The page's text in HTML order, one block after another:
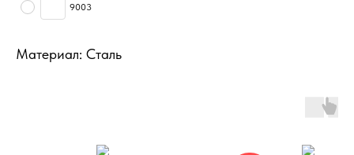
9003
Материал: Сталь